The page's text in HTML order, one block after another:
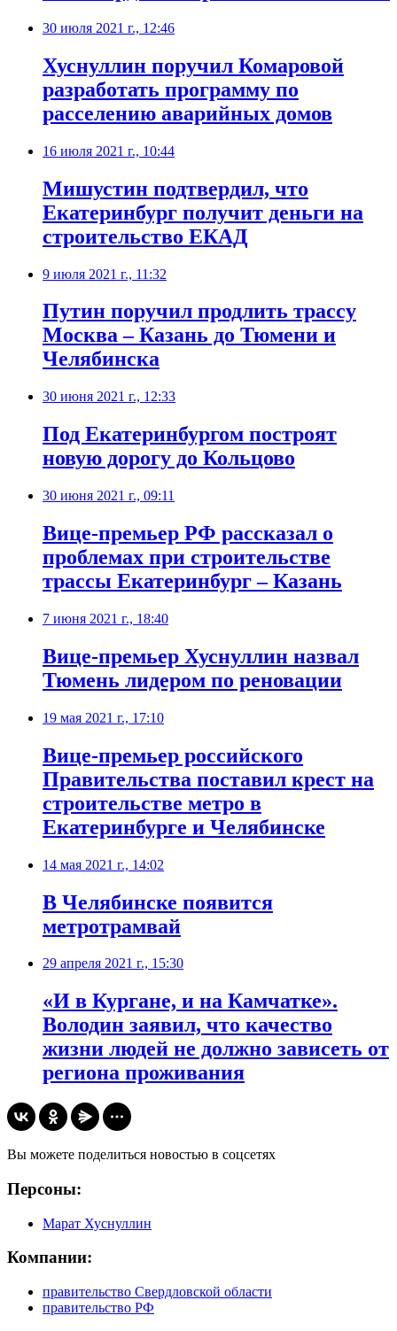
30 июля 2021 г., 12:46
Хуснуллин поручил Комаровой
разработать программу по
расселению аварийных домов
16 июля 2021 г., 10:44
​Мишустин подтвердил, что
Екатеринбург получит деньги на
строительство ЕКАД
9 июля 2021 г., 11:32
​Путин поручил продлить трассу
Москва – Казань до Тюмени и
Челябинска
30 июня 2021 г., 12:33
Под Екатеринбургом построят
новую дорогу до Кольцово
30 июня 2021 г., 09:11
Вице-премьер РФ рассказал о
проблемах при строительстве
трассы Екатеринбург – Казань
7 июня 2021 г., 18:40
Вице-премьер Хуснуллин назвал
Тюмень лидером по реновации
19 мая 2021 г., 17:10
​Вице-премьер российского
Правительства поставил крест на
строительстве метро в
Екатеринбурге и Челябинске
14 мая 2021 г., 14:02
​В Челябинске появится
метротрамвай
29 апреля 2021 г., 15:30
«И в Кургане, и на Камчатке».
Володин заявил, что качество
жизни людей не должно зависеть от
региона проживания
Вы можете поделиться новостью в соцсетях
Персоны:
Марат Хуснуллин
Компании:
правительство Свердловской области
правительство РФ